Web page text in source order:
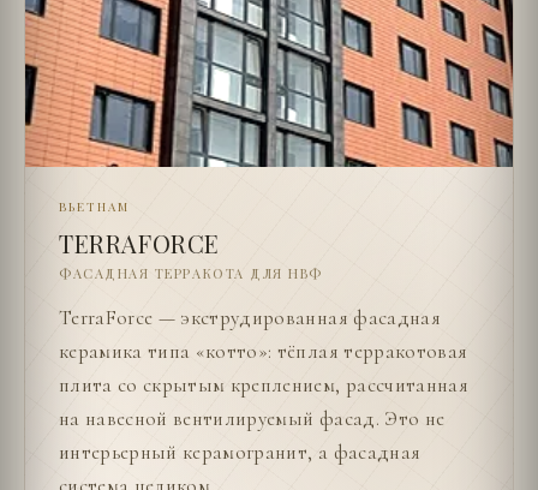
ВЬЕТНАМ
TERRAFORCE
ФАСАДНАЯ ТЕРРАКОТА ДЛЯ НВФ
TerraForce — экструдированная фасадная
керамика типа «котто»: тёплая терракотовая
плита со скрытым креплением, рассчитанная
на навесной вентилируемый фасад. Это не
интерьерный керамогранит, а фасадная